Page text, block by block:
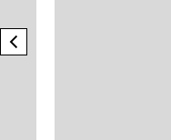
previous element